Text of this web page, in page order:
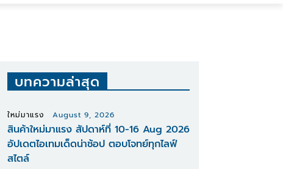
บทความล่าสุด
ใหม่มาแรง August 9, 2026
สินค้าใหม่มาแรง สัปดาห์ที่ 10-16 Aug 2026
อัปเดตไอเทมเด็ดน่าช้อป ตอบโจทย์ทุกไลฟ์
สไตล์